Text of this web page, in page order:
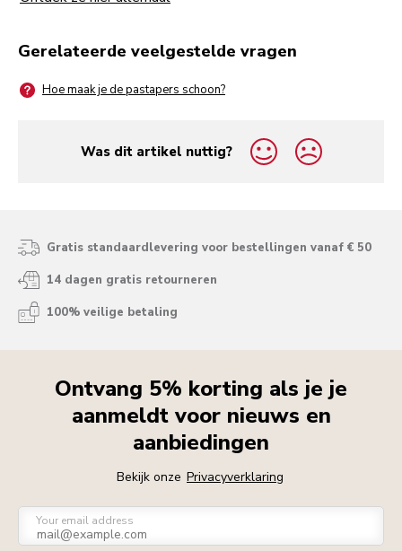
Gerelateerde veelgestelde vragen
Hoe maak je de pastapers schoon?
Was dit artikel nuttig?
yes
no
Gratis standaardlevering voor bestellingen vanaf € 50
14 dagen gratis retourneren
100% veilige betaling
Ontvang 5% korting als je je
aanmeldt voor nieuws en
aanbiedingen
Bekijk onze Privacyverklaring
Your email address